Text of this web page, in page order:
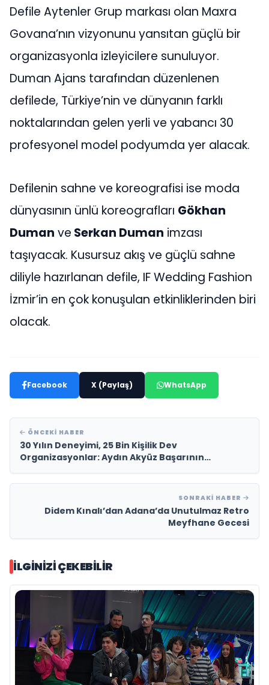
Defile Aytenler Grup markası olan Maxra
Govana’nın vizyonunu yansıtan güçlü bir
organizasyonla izleyicilere sunuluyor.
Duman Ajans tarafından düzenlenen
defilede, Türkiye’nin ve dünyanın farklı
noktalarından gelen yerli ve yabancı 30
profesyonel model podyumda yer alacak.
Defilenin sahne ve koreografisi ise moda
dünyasının ünlü koreografları Gökhan
Duman ve Serkan Duman imzası
taşıyacak. Kusursuz akış ve güçlü sahne
diliyle hazırlanan defile, IF Wedding Fashion
İzmir’in en çok konuşulan etkinliklerinden biri
olacak.
Facebook X (Paylaş) WhatsApp
ÖNCEKI HABER
30 Yılın Deneyimi, 25 Bin Kişilik Dev
Organizasyonlar: Aydın Akyüz Başarının
SONRAKI HABER
Didem Kınalı’dan Adana’da Unutulmaz Retro
Meyfhane Gecesi
İLGINIZI ÇEKEBILIR